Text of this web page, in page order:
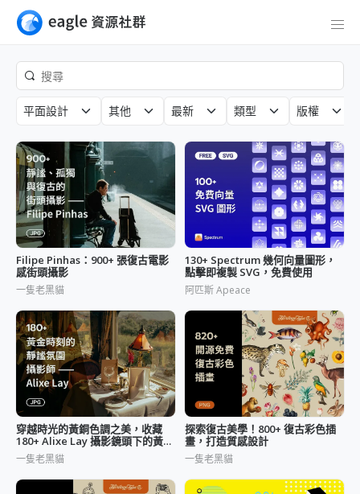
平面設計 其他 最新 類型 版權
Filipe Pinhas：900+ 張復古電影
感街頭攝影
一隻老黑貓
130+ Spectrum 幾何向量圖形，
點擊即複製 SVG，免費使用
阿匹斯 Apeace
穿越時光的黃銅色調之美，收藏
180+ Alixe Lay 攝影鏡頭下的黃金
時刻
一隻老黑貓
探索復古美學！800+ 復古彩色插
畫，打造質感設計
一隻老黑貓